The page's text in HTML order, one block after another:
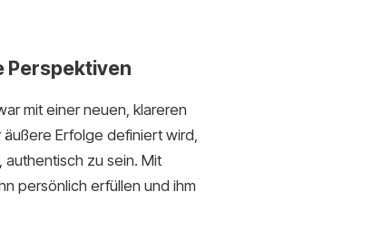
Perspektiven
mit einer neuen, klareren
Erfolge definiert wird,
zu sein. Mit
persönlich erfüllen und ihm